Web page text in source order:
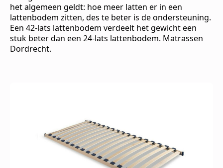
het algemeen geldt: hoe meer latten er in een
lattenbodem zitten, des te beter is de ondersteuning.
Een 42-lats lattenbodem verdeelt het gewicht een
stuk beter dan een 24-lats lattenbodem. Matrassen
Dordrecht.